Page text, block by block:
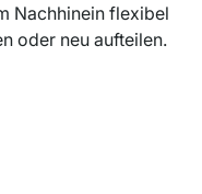
Nachhinein flexibel
oder neu aufteilen.